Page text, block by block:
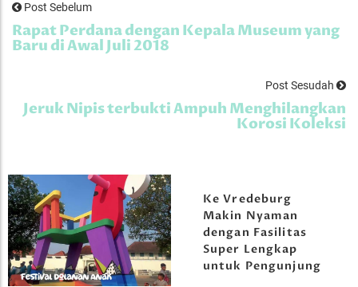
Post Sebelum
Rapat Perdana dengan Kepala Museum yang
Baru di Awal Juli 2018
Post Sesudah
Jeruk Nipis terbukti Ampuh Menghilangkan
Korosi Koleksi
Ke Vredeburg
Makin Nyaman
dengan Fasilitas
Super Lengkap
untuk Pengunjung